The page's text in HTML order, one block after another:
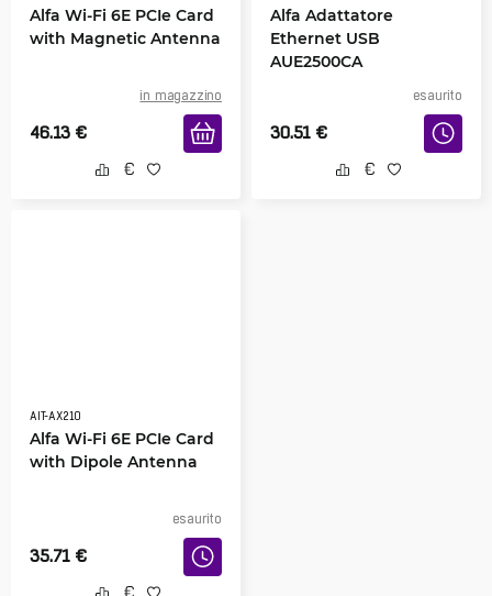
Alfa Wi-Fi 6E PCIe Card
with Magnetic Antenna
in magazzino
46.13 €
Alfa Adattatore
Ethernet USB
AUE2500CA
esaurito
30.51 €
AIT-AX210
Alfa Wi-Fi 6E PCIe Card
with Dipole Antenna
esaurito
35.71 €